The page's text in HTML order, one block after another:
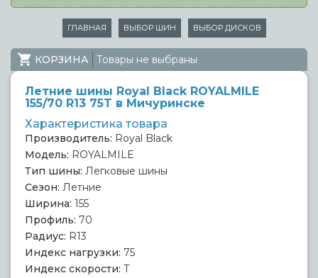
ГЛАВНАЯ ВЫБОР ШИН ВЫБОР ДИСКОВ
КОРЗИНА Товары не выбраны
Летние шины Royal Black ROYALMILE
155/70 R13 75T в Мичуринске
Характеристика товара
Производитель: Royal Black
Модель: ROYALMILE
Тип шины: Легковые шины
Сезон: Летние
Ширина: 155
Профиль: 70
Радиус: R13
Индекс нагрузки: 75
Индекс скорости: T